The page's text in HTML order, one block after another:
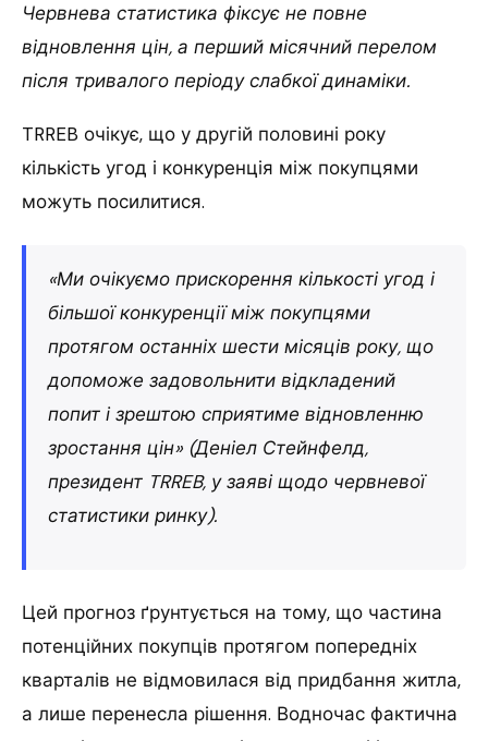
Червнева статистика фіксує не повне
відновлення цін, а перший місячний перелом
після тривалого періоду слабкої динаміки.
TRREB очікує, що у другій половині року
кількість угод і конкуренція між покупцями
можуть посилитися.
«Ми очікуємо прискорення кількості угод і
більшої конкуренції між покупцями
протягом останніх шести місяців року, що
допоможе задовольнити відкладений
попит і зрештою сприятиме відновленню
зростання цін» (Деніел Стейнфелд,
президент TRREB, у заяві щодо червневої
статистики ринку).
Цей прогноз ґрунтується на тому, що частина
потенційних покупців протягом попередніх
кварталів не відмовилася від придбання житла,
а лише перенесла рішення. Водночас фактична